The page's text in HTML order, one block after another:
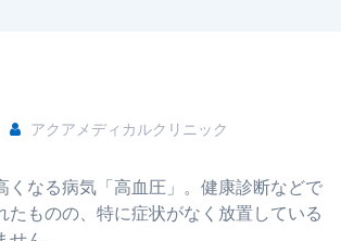
アクアメディカルクリニック
くなる病気「高血圧」。健康診断などで
たものの、特に症状がなく放置している